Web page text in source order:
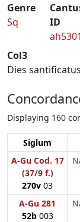
Genre
Sq
ID
Col3
Dies
Displaying 160
Siglum
A-Gu Cod. 17
(37/9 f.)
270v 03
A-Gu 281
52b003